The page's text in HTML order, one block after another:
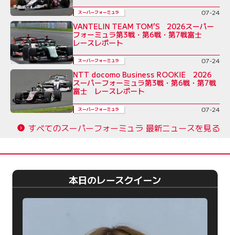
スーパーフォーミュラ 07-24
VANTELIN TEAM TOM’S 2026スーパー
フォーミュラ第3戦・第6戦・第7戦富士
レースレポート
スーパーフォーミュラ 07-24
NTT docomo Business ROOKIE 2026
スーパーフォーミュラ第3戦・第6戦・第7戦
富士 レースレポート
スーパーフォーミュラ 07-24
すべてのスーパーフォーミュラ 最新ニュースを見る
本日のレースクイーン